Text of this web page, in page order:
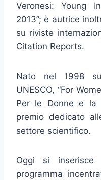
Veronesi: Young
2013”; è autrice
su riviste
Citation Reports.
Nato nel 1998
UNESCO, “For
Per le Donne e la
premio dedicato
settore scientifico.
Oggi si inserisce
programma